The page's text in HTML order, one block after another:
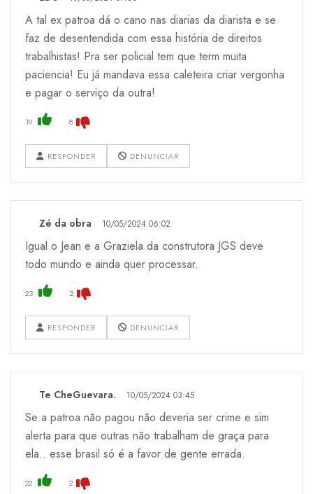
A tal ex patroa dá o cano nas diarias da diarista e se
faz de desentendida com essa história de direitos
trabalhistas! Pra ser policial tem que term muita
paciencia! Eu já mandava essa caleteira criar vergonha
e pagar o serviço da outra!
19 8
RESPONDER DENUNCIAR
Zé da obra 10/05/2024 06:02
Igual o Jean e a Graziela da construtora JGS deve
todo mundo e ainda quer processar.
23 2
RESPONDER DENUNCIAR
Te CheGuevara. 10/05/2024 03:45
Se a patroa não pagou não deveria ser crime e sim
alerta para que outras não trabalham de graça para
ela.. esse brasil só é a favor de gente errada.
22 2